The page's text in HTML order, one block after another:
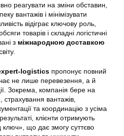
реагувати на зміни обставин,
вантажів і мінімізувати
відіграє ключову роль,
товарів і складні логістичні
з міжнародною доставкою
logistics пропонує повний
не лише перевезення, а й
Зокрема, компанія бере на
вантажів,
та координацію з усіма
клієнти отримують
ключ», що дає змогу суттєво